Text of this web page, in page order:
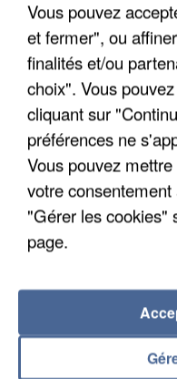
LES DONNÉES DE
INTERMARCHÉ
Vous pouvez
et fermer", ou
finalités et/ou
choix". Vous
cliquant sur
préférences ne
Vous pouvez
votre
"Gérer les cookies"
page.